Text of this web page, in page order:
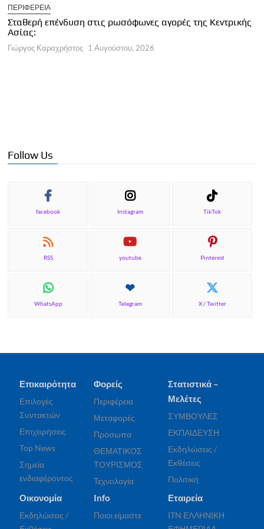
ΠΕΡΙΦΕΡΕΙΑ
Σταθερή επένδυση στις ρωσόφωνες αγορές της Κεντρικής
Ασίας:
Γιώργος Καραχρήστος 1 Αυγούστου, 2026
Follow Us
facebook Instagram TikTok
RSS youtube Pinterest
WhatsApp Telegram X / Twitter
Επικαιρότητα
Επιλογές
Συντακτών
Επιχειρήσεις
Top News
Σημεία
ενδιαφέροντος
Φορείς
Περιφέρεια
Μεταφορές
Πρόσωπα
ΘΕΜΑΤΙΚΟΣ
ΤΟΥΡΙΣΜΟΣ
Τεχνολογία
Στατιστικά –
Μελέτες
ΣΥΜΒΟΥΛΕΣ
ΕΚΠΑΙΔΕΥΣΗ
Εκδηλώσεις /
Εκθέσεις
Πολιτική
Οικονομία
Εκδηλώσεις /
Info
Ποιοι είμαστε
Εταιρεία
ITN ΕΛΛΗΝΙΚΗ